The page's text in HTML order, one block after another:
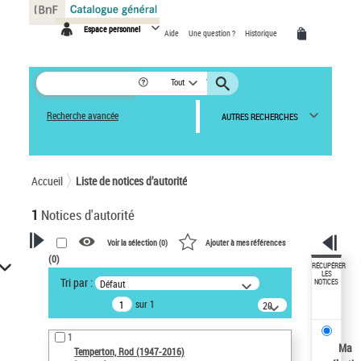
Espace personnel Aide Une question ? Historique
Tout
Recherche avancée AUTRES RECHERCHES
Accueil Liste de notices d’autorité
1 Notices d'autorité
VOTRE RECHERCHE
Recherche avancée dans les
notices d’autorité
Œuvres liées à l'auteur :
Temperton, Rod (1947-2016)
Voir la sélection (0) Ajouter à mes références
(0)
Tri par : Défaut
sur 1
20
résultats/page
1
Temperton, Rod (1947-2016)
RÉCUPÉRER
LES
NOTICES
Ma
Panneau de gestion des cookies